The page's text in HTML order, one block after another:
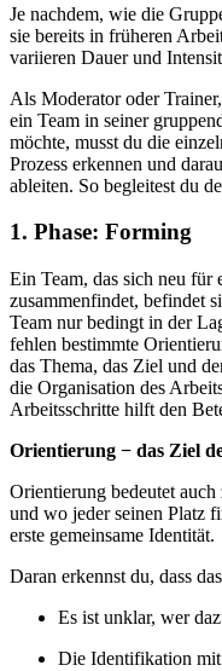
Je nachdem, wie die
sie bereits in früheren
variieren Dauer und
Als Moderator oder
ein Team in seiner
möchte, musst du die
Prozess erkennen und
ableiten. So begleitest du
1. Phase: Forming
Ein Team, das sich neu für
zusammenfindet, befindet
Team nur bedingt in der
fehlen bestimmte
das Thema, das Ziel und
die Organisation des
Arbeitsschritte hilft den
Orientierung − das Ziel
Orientierung bedeutet
und wo jeder seinen Platz
erste gemeinsame Identität.
Daran erkennst du, dass
Es ist unklar, wer
Die Identifikation